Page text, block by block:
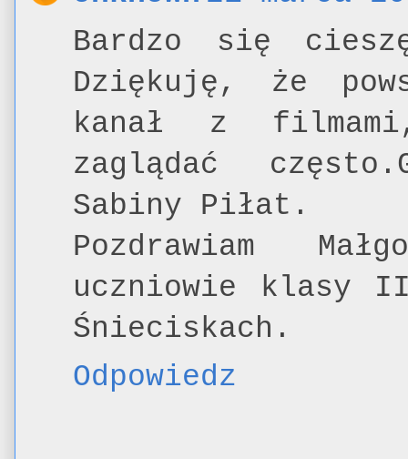
Bardzo się
Dziękuję, że
kanał z
zaglądać
Sabiny Piłat.
Pozdrawiam
uczniowie klasy II
Śnieciskach.
Odpowiedz